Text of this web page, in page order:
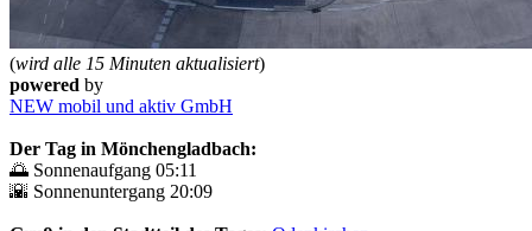
(wird alle 15 Minuten aktualisiert)
powered by
NEW mobil und aktiv GmbH
Der Tag in Mönchengladbach:
🌅 Sonnenaufgang 05:11
🌇 Sonnenuntergang 20:09